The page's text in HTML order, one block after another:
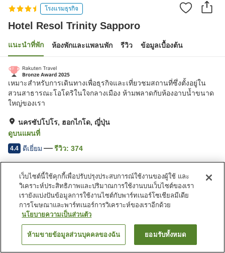
โรงแรมธุรกิจ
Hotel Resol Trinity Sapporo
แนะนำที่พัก ห้องพักและแพลนพัก รีวิว ข้อมูลเบื้องต้น
เหมาะสำหรับการเดินทางเพื่อธุรกิจและเที่ยวชมสถานที่ซึ่งตั้งอยู่ใน
สวนสาธารณะโอโดริในใจกลางเมือง ห้ามพลาดกับห้องอาบน้ำขนาด
ใหญ่ของเรา
นครซัปโปโร, ฮอกไกโด, ญี่ปุ่น
ดูบนแผนที่
4.4 ดีเยี่ยม รีวิว: 374
สิ่งอำนวยความสะดวกในที่พัก
ที่จอดรถ
สปา/บิวตี้ซาลอน
ร้านอาหาร
ตู้จำหน่ายอัตโนมัติ
Hotel Resol Trinity Sapporo
ค้นหาห้องพัก
เว็บไซต์นี้ใช้คุกกี้เพื่อปรับปรุงประสบการณ์ใช้งานของผู้ใช้ และ
วิเคราะห์ประสิทธิภาพและปริมาณการใช้งานบนเว็บไซต์ของเรา
เรายังแบ่งปันข้อมูลการใช้งานไซต์กับพาร์ทเนอร์โซเชียลมีเดีย
การโฆษณาและพาร์ทเนอร์การวิเคราะห์ของเราอีกด้วย
นโยบายความเป็นส่วนตัว
ห้ามขายข้อมูลส่วนบุคคลของฉัน ยอมรับทั้งหมด